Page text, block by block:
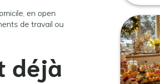
en open
de travail ou
déjà